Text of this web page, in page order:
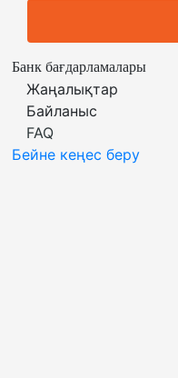
Банк бағдарламалары
Жаңалықтар
Байланыс
FAQ
Бейне кеңес беру